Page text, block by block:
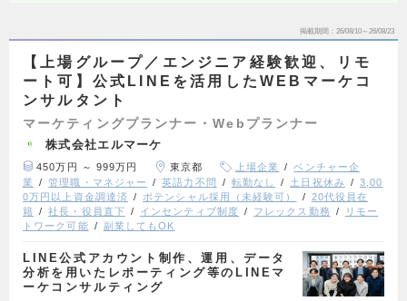
掲載期間 26/08/10～26/08/23
【上場グループ／エンジニア経験歓迎、リモ
ート可】公式LINEを活用したWEBマーケコ
ンサルタント
マーケティングプランナー・Webプランナー
株式会社エルマーケ
450万円 ～ 999万円 東京都 上場企業
ベンチャー企
業
管理職・マネジャー 英語力不問 転勤なし 土日祝休み
3,00
0万円以上資金調達済
ポテンシャル採用（未経験可）
20代役員在
籍
社長・役員直下 インセンティブ制度 フレックス勤務
リモー
トワーク可能
副業してもOK
LINE公式アカウント制作、運用、データ
分析を用いたレポーティング等のLINEマ
ーケコンサルティング